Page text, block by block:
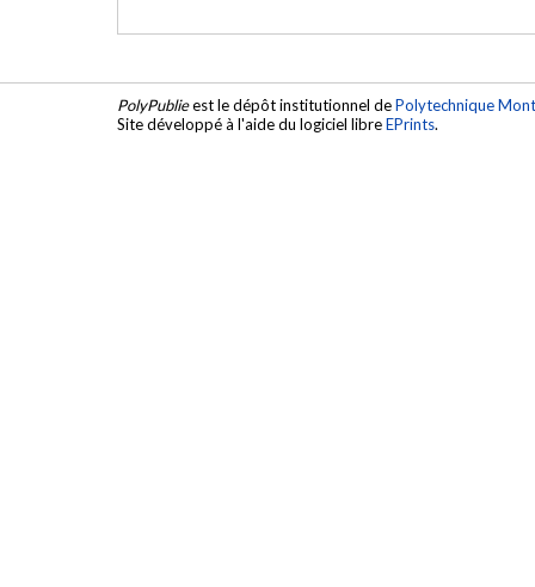
PolyPublieest le dépôt institutionnel dePolytechnique
Site développé à l'aide du logiciel libreEPrints.